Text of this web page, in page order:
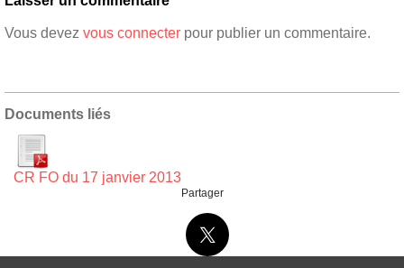
Vous devez vous connecter pour publier un commentaire.
Documents liés
CR FO du 17 janvier 2013
Partager